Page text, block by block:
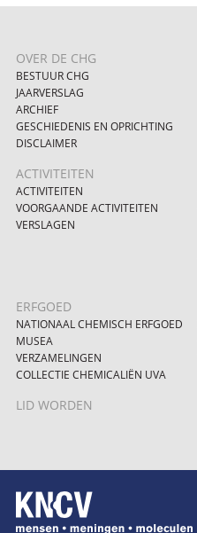
OVER DE CHG
BESTUUR CHG
JAARVERSLAG
ARCHIEF
GESCHIEDENIS EN OPRICHTING
DISCLAIMER
ACTIVITEITEN
ACTIVITEITEN
VOORGAANDE ACTIVITEITEN
VERSLAGEN
ERFGOED
NATIONAAL CHEMISCH ERFGOED
MUSEA
VERZAMELINGEN
COLLECTIE CHEMICALIËN UVA
LID WORDEN